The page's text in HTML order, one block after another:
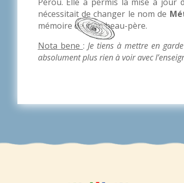
nécessitait de changer le nom de
mémoire de mon beau-père.
Nota bene : Je tiens à mettre en
absolument plus rien à voir avec